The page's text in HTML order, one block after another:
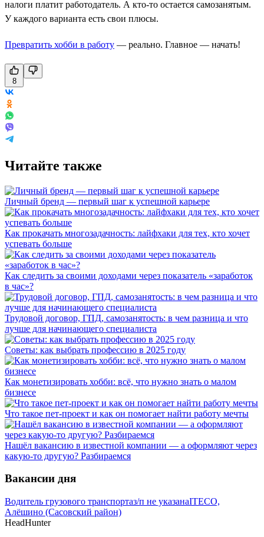
налоги платит работодатель. А кто-то остается самозанятым.
У каждого варианта есть свои плюсы.
Превратить хобби в работу — реально. Главное — начать!
8
Читайте также
Личный бренд — первый шаг к успешной карьере
Как прокачать многозадачность: лайфхаки для тех, кто хочет
успевать больше
Как следить за своими доходами через показатель «заработок
в час»?
Трудовой договор, ГПД, самозанятость: в чем разница и что
лучше для начинающего специалиста
Советы: как выбрать профессию в 2025 году
Как монетизировать хобби: всё, что нужно знать о малом
бизнесе
Что такое пет-проект и как он помогает найти работу мечты
Нашёл вакансию в известной компании — а оформляют через
какую-то другую? Разбираемся
Вакансии дня
Водитель грузового транспортаз/п не указанаITECO,
Алёшино (Сасовский район)
HeadHunter